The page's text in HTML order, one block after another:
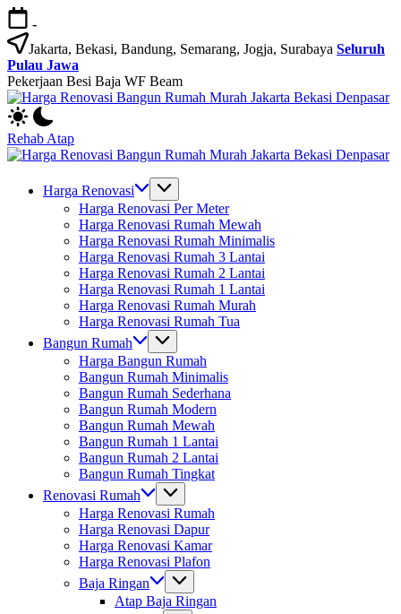
Skip
to
content
-
Jakarta, Bekasi, Bandung, Semarang, Jogja, Surabaya Seluruh
Pulau Jawa
Pekerjaan Besi Baja WF Beam
Jasa
Bangun
Rumah
dan
Rumah
Rehab Atap
Bangun
Rumah
Harga Renovasi
Harga Renovasi Per Meter
Harga Renovasi Rumah Mewah
Harga Renovasi Rumah Minimalis
Harga Renovasi Rumah 3 Lantai
Harga Renovasi Rumah 2 Lantai
Harga Renovasi Rumah 1 Lantai
Harga Renovasi Rumah Murah
Harga Renovasi Rumah Tua
Bangun Rumah
Harga Bangun Rumah
Bangun Rumah Minimalis
Bangun Rumah Sederhana
Bangun Rumah Modern
Bangun Rumah Mewah
Bangun Rumah 1 Lantai
Bangun Rumah 2 Lantai
Bangun Rumah Tingkat
Renovasi Rumah
Harga Renovasi Rumah
Harga Renovasi Dapur
Harga Renovasi Kamar
Harga Renovasi Plafon
Baja Ringan
Atap Baja Ringan